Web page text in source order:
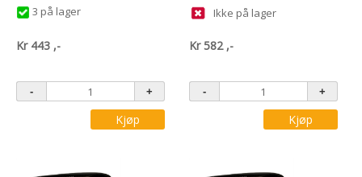
3 på lager
Kr 443 ,-
Kjøp
Ikke på lager
Kr582 ,-
Kjøp